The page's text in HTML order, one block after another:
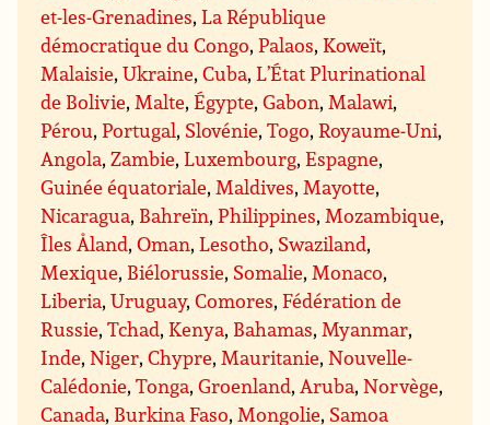
et-les-Grenadines,La République
démocratique du Congo,Palaos,Koweït,
Malaisie,Ukraine,Cuba,L’État Plurinational
de Bolivie,Malte,Égypte,Gabon,Malawi,
Pérou,Portugal, Slovénie,Togo,Royaume-Uni,
Angola,Zambie,Luxembourg,Espagne,
Guinée équatoriale,Maldives,Mayotte,
Nicaragua, Bahreïn,Philippines,Mozambique,
Îles Åland,Oman,Lesotho, Swaziland,
Mexique, Biélorussie, Somalie,Monaco,
Liberia,Uruguay,Comores,Fédération de
Russie,Tchad,Kenya, Bahamas,Myanmar,
Inde,Niger,Chypre,Mauritanie,Nouvelle-
Calédonie,Tonga,Groenland,Aruba,Norvège,
Canada, Burkina Faso,Mongolie, Samoa